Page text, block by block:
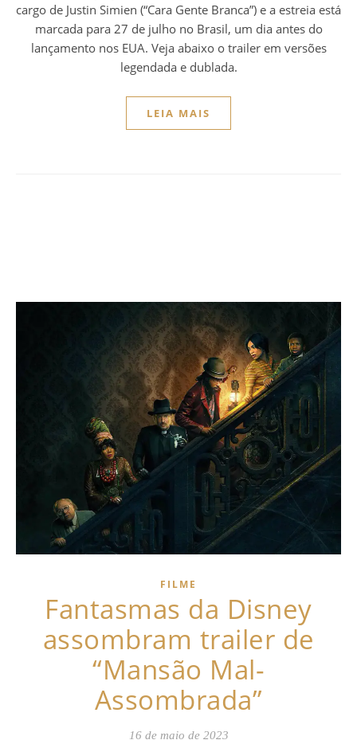
cargo de Justin Simien (“Cara Gente Branca”) e a estreia está
marcada para 27 de julho no Brasil, um dia antes do
lançamento nos EUA. Veja abaixo o trailer em versões
legendada e dublada.
LEIA MAIS
FILME
Fantasmas da Disney
assombram trailer de
“Mansão Mal-
Assombrada”
16 de maio de 2023